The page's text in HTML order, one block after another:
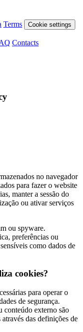
Terms Cookie settings
Contacts
no navegador
para fazer o website
manter a sessão do
ou ativar serviços
ou spyware.
preferências ou
como dados de
cookies?
para operar o
de segurança.
conteúdo externo são
das definições de